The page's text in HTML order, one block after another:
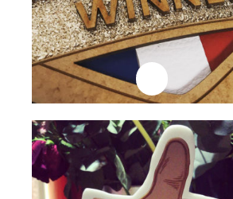
Lire la suite
Professionnels
Trophée Cotière